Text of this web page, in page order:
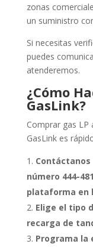
zonas
un suministro
Si necesitas
puedes
atenderemos.
¿Cómo
GasLink?
Comprar gas LP
GasLink es
número 444-
plataforma en
Elige el tipo
recarga de
Programa la